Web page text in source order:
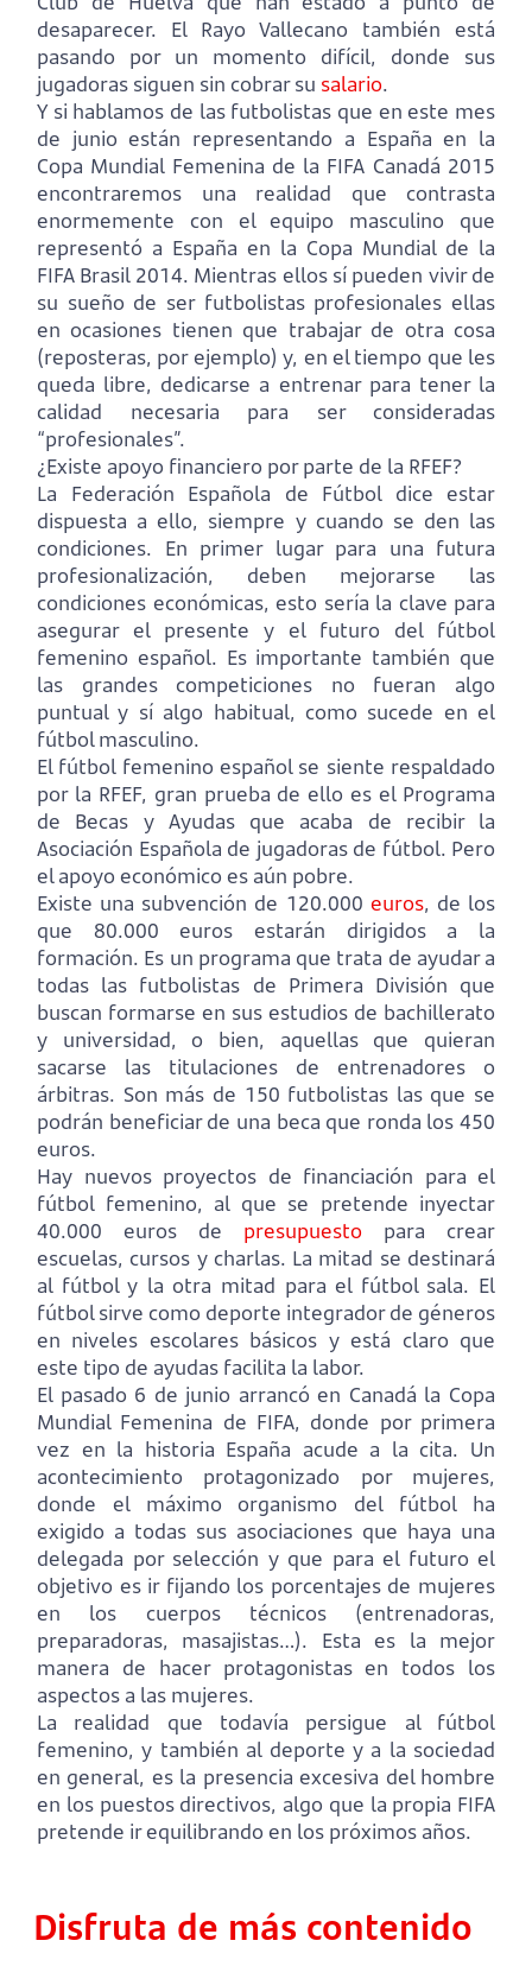
desaparecer. El Rayo Vallecano también está
pasando por un momento difícil, donde sus
jugadoras siguen sin cobrar su salario.
Y si hablamos de las futbolistas que en este mes
de junio están representando a España en la
Copa Mundial Femenina de la FIFA Canadá 2015
encontraremos una realidad que contrasta
enormemente con el equipo masculino que
representó a España en la Copa Mundial de la
FIFA Brasil 2014. Mientras ellos sí pueden vivir de
su sueño de ser futbolistas profesionales ellas
en ocasiones tienen que trabajar de otra cosa
(reposteras, por ejemplo) y, en el tiempo que les
queda libre, dedicarse a entrenar para tener la
calidad necesaria para ser consideradas
“profesionales”.
¿Existe apoyo financiero por parte de la RFEF?
La Federación Española de Fútbol dice estar
dispuesta a ello, siempre y cuando se den las
condiciones. En primer lugar para una futura
profesionalización, deben mejorarse las
condiciones económicas, esto sería la clave para
asegurar el presente y el futuro del fútbol
femenino español. Es importante también que
las grandes competiciones no fueran algo
puntual y sí algo habitual, como sucede en el
fútbol masculino.
El fútbol femenino español se siente respaldado
por la RFEF, gran prueba de ello es el Programa
de Becas y Ayudas que acaba de recibir la
Asociación Española de jugadoras de fútbol. Pero
el apoyo económico es aún pobre.
Existe una subvención de 120.000 euros, de los
que 80.000 euros estarán dirigidos a la
formación. Es un programa que trata de ayudar a
todas las futbolistas de Primera División que
buscan formarse en sus estudios de bachillerato
y universidad, o bien, aquellas que quieran
sacarse las titulaciones de entrenadores o
árbitras. Son más de 150 futbolistas las que se
podrán beneficiar de una beca que ronda los 450
euros.
Hay nuevos proyectos de financiación para el
fútbol femenino, al que se pretende inyectar
40.000 euros de presupuesto para crear
escuelas, cursos y charlas. La mitad se destinará
al fútbol y la otra mitad para el fútbol sala. El
fútbol sirve como deporte integrador de géneros
en niveles escolares básicos y está claro que
este tipo de ayudas facilita la labor.
El pasado 6 de junio arrancó en Canadá la Copa
Mundial Femenina de FIFA, donde por primera
vez en la historia España acude a la cita. Un
acontecimiento protagonizado por mujeres,
donde el máximo organismo del fútbol ha
exigido a todas sus asociaciones que haya una
delegada por selección y que para el futuro el
objetivo es ir fijando los porcentajes de mujeres
en los cuerpos técnicos (entrenadoras,
preparadoras, masajistas…). Esta es la mejor
manera de hacer protagonistas en todos los
aspectos a las mujeres.
La realidad que todavía persigue al fútbol
femenino, y también al deporte y a la sociedad
en general, es la presencia excesiva del hombre
en los puestos directivos, algo que la propia FIFA
pretende ir equilibrando en los próximos años.
Disfruta de más contenido